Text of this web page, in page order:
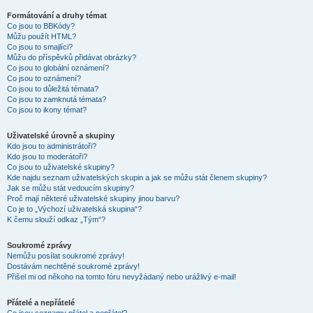
Formátování a druhy témat
Co jsou to BBKódy?
Můžu použít HTML?
Co jsou to smajlíci?
Můžu do příspěvků přidávat obrázky?
Co jsou to globální oznámení?
Co jsou to oznámení?
Co jsou to důležitá témata?
Co jsou to zamknutá témata?
Co jsou to ikony témat?
Uživatelské úrovně a skupiny
Kdo jsou to administrátoři?
Kdo jsou to moderátoři?
Co jsou to uživatelské skupiny?
Kde najdu seznam uživatelských skupin a jak se můžu stát členem skupiny?
Jak se můžu stát vedoucím skupiny?
Proč mají některé uživatelské skupiny jinou barvu?
Co je to „Výchozí uživatelská skupina“?
K čemu slouží odkaz „Tým“?
Soukromé zprávy
Nemůžu posílat soukromé zprávy!
Dostávám nechtěné soukromé zprávy!
Přišel mi od někoho na tomto fóru nevyžádaný nebo urážlivý e-mail!
Přátelé a nepřátelé